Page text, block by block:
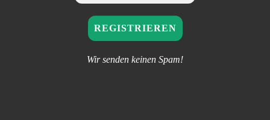
Wir senden keinen Spam!